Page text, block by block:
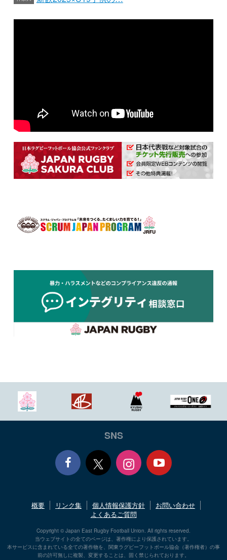
SNS
book
ube
概要 リンク集 個人情報保護方針
お問い合わせ
よくあるご質問
Copyright © Japan East Rugby Football Union. All rights reserved.
当ウェブサイトの全てのページは、著作権により保護されています。
本サービスに含まれている全ての著作物を、関東ラグビーフットボール協会（著作権者）の事
前の許可無しに複製、変更することは、固く禁じられております。